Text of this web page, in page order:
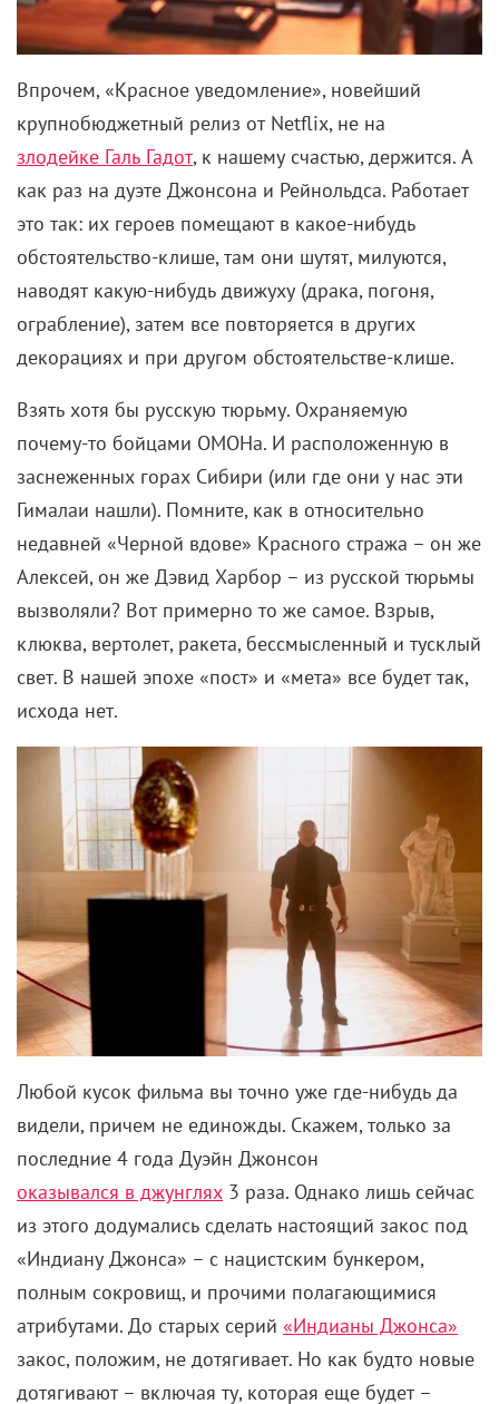
Впрочем, «Красное уведомление», новейший
крупнобюджетный релиз от Netflix, не на
злодейке Галь Гадот, к нашему счастью, держится. А
как раз на дуэте Джонсона и Рейнольдса. Работает
это так: их героев помещают в какое-нибудь
обстоятельство-клише, там они шутят, милуются,
наводят какую-нибудь движуху (драка, погоня,
ограбление), затем все повторяется в других
декорациях и при другом обстоятельстве-клише.
Взять хотя бы русскую тюрьму. Охраняемую
почему-то бойцами ОМОНа. И расположенную в
заснеженных горах Сибири (или где они у нас эти
Гималаи нашли). Помните, как в относительно
недавней «Черной вдове» Красного стража – он же
Алексей, он же Дэвид Харбор – из русской тюрьмы
вызволяли? Вот примерно то же самое. Взрыв,
клюква, вертолет, ракета, бессмысленный и тусклый
свет. В нашей эпохе «пост» и «мета» все будет так,
исхода нет.
Любой кусок фильма вы точно уже где-нибудь да
видели, причем не единожды. Скажем, только за
последние 4 года Дуэйн Джонсон
оказывался в джунглях 3 раза. Однако лишь сейчас
из этого додумались сделать настоящий закос под
«Индиану Джонса» – с нацистским бункером,
полным сокровищ, и прочими полагающимися
атрибутами. До старых серий «Индианы Джонса»
закос, положим, не дотягивает. Но как будто новые
дотягивают – включая ту, которая еще будет –